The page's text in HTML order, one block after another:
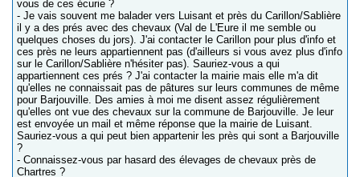
vous de ces écurie ?
- Je vais souvent me balader vers Luisant et près du Carillon/Sablière
il y a des prés avec des chevaux (Val de L'Eure il me semble ou
quelques choses du jors). J'ai contacter le Carillon pour plus d'info et
ces près ne leurs appartiennent pas (d'ailleurs si vous avez plus d'info
sur le Carillon/Sablière n'hésiter pas). Sauriez-vous a qui
appartiennent ces prés ? J'ai contacter la mairie mais elle m'a dit
qu'elles ne connaissait pas de pâtures sur leurs communes de même
pour Barjouville. Des amies à moi me disent assez régulièrement
qu'elles ont vue des chevaux sur la commune de Barjouville. Je leur
est envoyée un mail et même réponse que la mairie de Luisant.
Sauriez-vous a qui peut bien appartenir les près qui sont a Barjouville
?
- Connaissez-vous par hasard des élevages de chevaux près de
Chartres ?